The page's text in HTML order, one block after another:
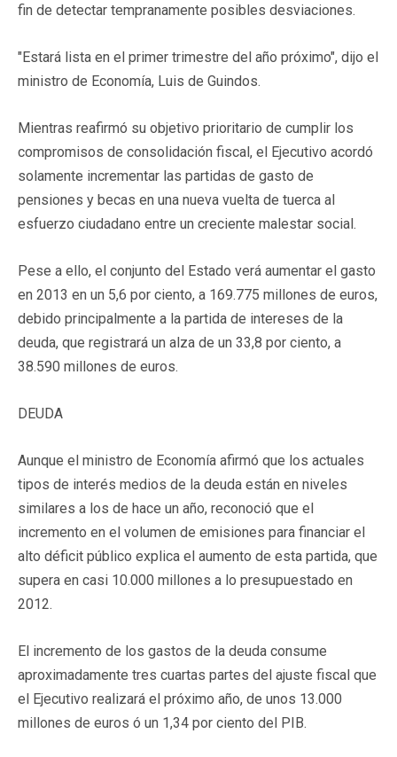
fin de detectar tempranamente posibles desviaciones.
"Estará lista en el primer trimestre del año próximo", dijo el
ministro de Economía, Luis de Guindos.
Mientras reafirmó su objetivo prioritario de cumplir los
compromisos de consolidación fiscal, el Ejecutivo acordó
solamente incrementar las partidas de gasto de
pensiones y becas en una nueva vuelta de tuerca al
esfuerzo ciudadano entre un creciente malestar social.
Pese a ello, el conjunto del Estado verá aumentar el gasto
en 2013 en un 5,6 por ciento, a 169.775 millones de euros,
debido principalmente a la partida de intereses de la
deuda, que registrará un alza de un 33,8 por ciento, a
38.590 millones de euros.
DEUDA
Aunque el ministro de Economía afirmó que los actuales
tipos de interés medios de la deuda están en niveles
similares a los de hace un año, reconoció que el
incremento en el volumen de emisiones para financiar el
alto déficit público explica el aumento de esta partida, que
supera en casi 10.000 millones a lo presupuestado en
2012.
El incremento de los gastos de la deuda consume
aproximadamente tres cuartas partes del ajuste fiscal que
el Ejecutivo realizará el próximo año, de unos 13.000
millones de euros ó un 1,34 por ciento del PIB.